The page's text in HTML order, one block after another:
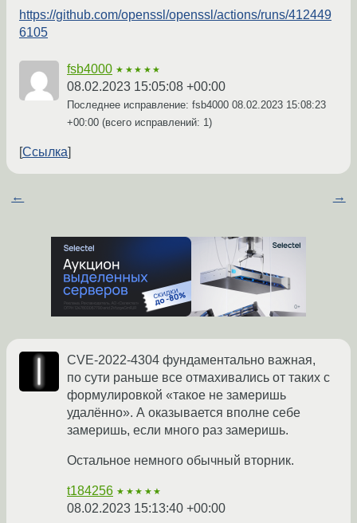
https://github.com/openssl/openssl/actions/runs/412449
6105
fsb4000 ★★★★★
08.02.2023 15:05:08 +00:00
Последнее исправление: fsb4000 08.02.2023 15:08:23
+00:00 (всего исправлений: 1)
Ссылка
← →
CVE-2022-4304 фундаментально важная,
по сути раньше все отмахивались от таких с
формулировкой «такое не замеришь
удалённо». А оказывается вполне себе
замеришь, если много раз замеришь.
Остальное немного обычный вторник.
t184256 ★★★★★
08.02.2023 15:13:40 +00:00